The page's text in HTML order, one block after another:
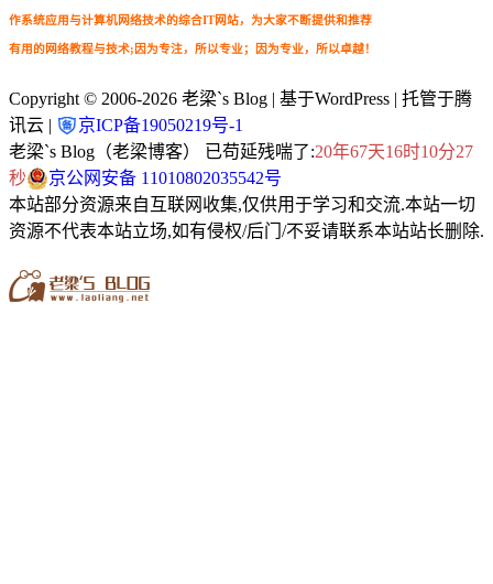
作系统应用与计算机网络技术的综合IT网站，为大家不断提供和推荐
有用的网络教程与技术;因为专注，所以专业；因为专业，所以卓越！
Copyright © 2006-2026 老梁`s Blog | 基于WordPress | 托管于腾
讯云 |
京ICP备19050219号-1
老梁`s Blog（老梁博客） 已苟延残喘了:20年67天16时10分27
秒
京公网安备 11010802035542号
本站部分资源来自互联网收集,仅供用于学习和交流.本站一切
资源不代表本站立场,如有侵权/后门/不妥请联系本站站长删除.